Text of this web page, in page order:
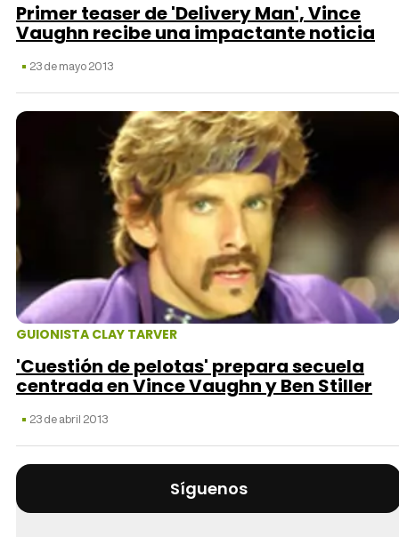
Primer teaser de 'Delivery Man', Vince
Vaughn recibe una impactante noticia
23 de mayo 2013
GUIONISTA CLAY TARVER
'Cuestión de pelotas' prepara secuela
centrada en Vince Vaughn y Ben Stiller
23 de abril 2013
Síguenos